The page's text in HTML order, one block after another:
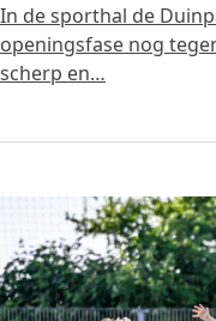
In de sporthal de
openingsfase nog
scherp en…